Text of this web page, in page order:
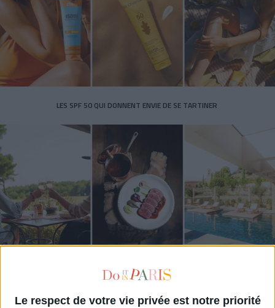
Le respect de votre vie privée est notre priorité
LES SPF 50 QUI DONNENT ENVIE DE SE TARTINER